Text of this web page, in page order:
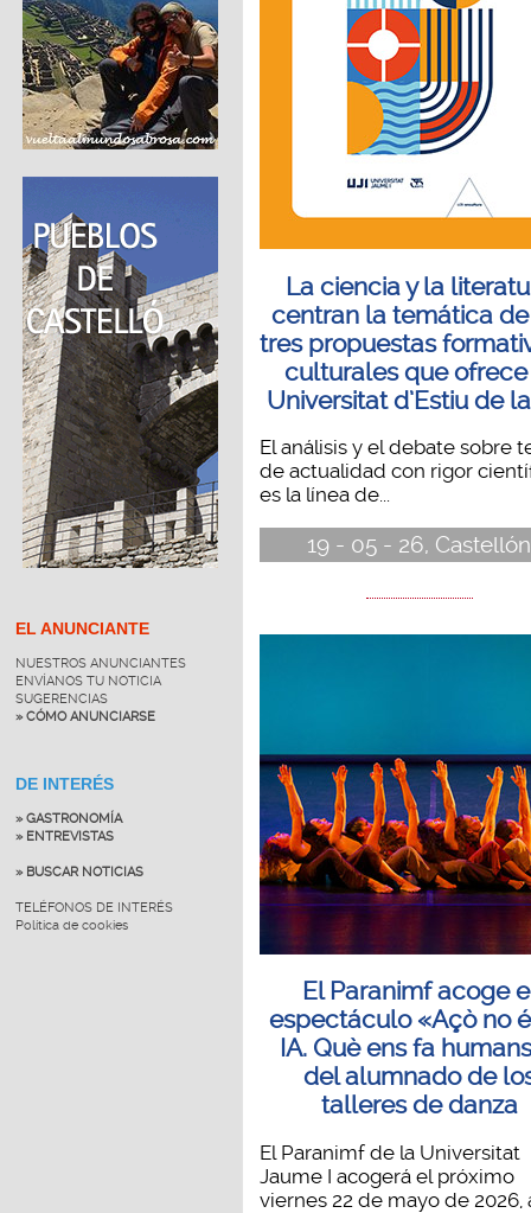
EL ANUNCIANTE
NUESTROS ANUNCIANTES
ENVÍANOS TU NOTICIA
SUGERENCIAS
» CÓMO ANUNCIARSE
DE INTERÉS
» GASTRONOMÍA
» ENTREVISTAS
» BUSCAR NOTICIAS
TELÉFONOS DE INTERÉS
Política de cookies
La ciencia y la
centran la temática
tres propuestas
culturales que
Universitat d’Estiu de
El análisis y el debate sobre
de actualidad con rigor
es la línea de...
19 - 05 - 26, Castellón
El Paranimf acoge
espectáculo «Açò no
IA. Què ens fa
del alumnado de
talleres de danza
El Paranimf de la Universitat
Jaume I acogerá el próximo
viernes 22 de mayo de 2026,